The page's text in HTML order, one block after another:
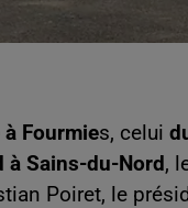
Fourmies, celui
à Sains-du-Nord ,
Poiret, le